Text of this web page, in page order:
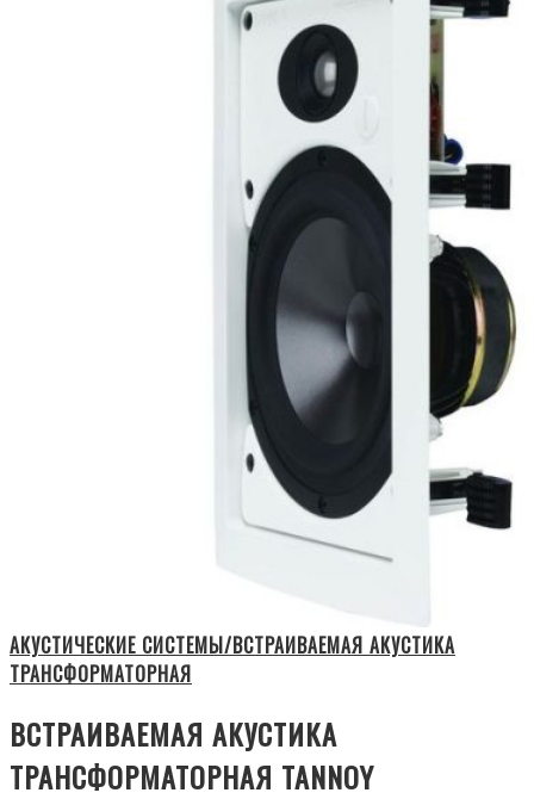
АКУСТИЧЕСКИЕ СИСТЕМЫ/ВСТРАИВАЕМАЯ АКУСТИКА
ТРАНСФОРМАТОРНАЯ
ВСТРАИВАЕМАЯ АКУСТИКА
ТРАНСФОРМАТОРНАЯ TANNOY